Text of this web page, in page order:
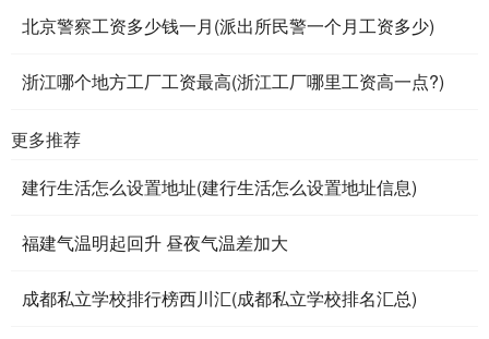
北京警察工资多少钱一月(派出所民警一个月工资多少)
浙江哪个地方工厂工资最高(浙江工厂哪里工资高一点?)
更多推荐
建行生活怎么设置地址(建行生活怎么设置地址信息)
福建气温明起回升 昼夜气温差加大
成都私立学校排行榜西川汇(成都私立学校排名汇总)